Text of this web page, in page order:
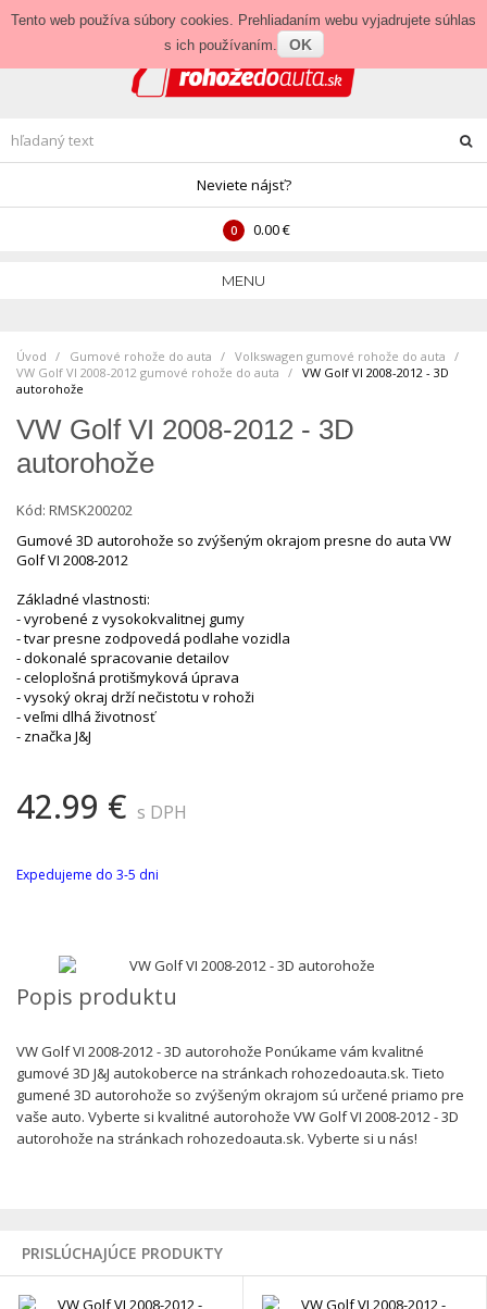
Prihlásenie • Veľkoobchod
Neviete nájsť?
0 0.00 €
MENU
Úvod Gumové rohože do auta Volkswagen gumové rohože do auta
VW Golf VI 2008-2012 gumové rohože do auta
VW Golf VI 2008-2012 - 3D
autorohože
VW Golf VI 2008-2012 - 3D
autorohože
Kód: RMSK200202
Gumové 3D autorohože so zvýšeným okrajom presne do auta VW
Golf VI 2008-2012
Základné vlastnosti:
- vyrobené z vysokokvalitnej gumy
- tvar presne zodpovedá podlahe vozidla
- dokonalé spracovanie detailov
- celoplošná protišmyková úprava
- vysoký okraj drží nečistotu v rohoži
- veľmi dlhá životnosť
- značka J&J
42.99 € s DPH
Expedujeme do 3-5 dni
Popis produktu
VW Golf VI 2008-2012 - 3D autorohože Ponúkame vám kvalitné
gumové 3D J&J autokoberce na stránkach rohozedoauta.sk. Tieto
gumené 3D autorohože so zvýšeným okrajom sú určené priamo pre
vaše auto. Vyberte si kvalitné autorohože VW Golf VI 2008-2012 - 3D
autorohože na stránkach rohozedoauta.sk. Vyberte si u nás!
PRISLÚCHAJÚCE PRODUKTY
Tento web používa súbory cookies. Prehliadaním webu vyjadrujete súhlas
s ich používaním.
OK